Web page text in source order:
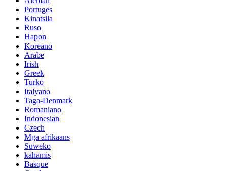
Portuges
Kinatsila
Ruso
Hapon
Koreano
Arabe
Irish
Greek
Turko
Italyano
Taga-Denmark
Romaniano
Indonesian
Czech
Mga afrikaans
Suweko
kahamis
Basque